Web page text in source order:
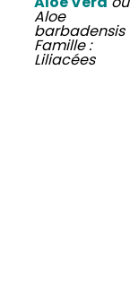
Aloe
barbadensis
Famille :
Liliacées